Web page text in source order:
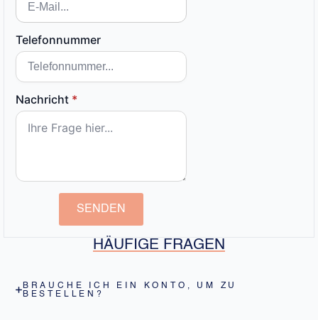
Telefonnummer
Nachricht *
SENDEN
HÄUFIGE FRAGEN
BRAUCHE ICH EIN KONTO, UM ZU
BESTELLEN?